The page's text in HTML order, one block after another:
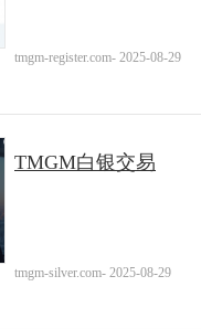
tmgm-register.com- 2025-08-29
TMGM白银交易
tmgm-silver.com- 2025-08-29